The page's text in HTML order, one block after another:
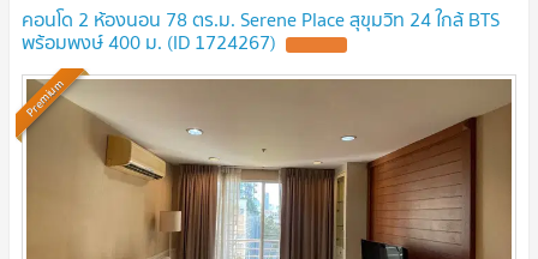
คอนโด 2 ห้องนอน 78 ตร.ม. Serene Place สุขุมวิท 24 ใกล้ BTS
พร้อมพงษ์ 400 ม. (ID 1724267)
Premium